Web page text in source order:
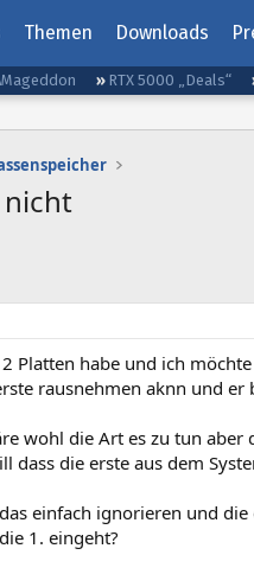
Themen Downloads
RTX 5000 „Deals“
nicht
Platten habe und ich
rausnehmen aknn und
wohl die Art es zu tun
dass die erste aus dem
einfach ignorieren und
1. eingeht?